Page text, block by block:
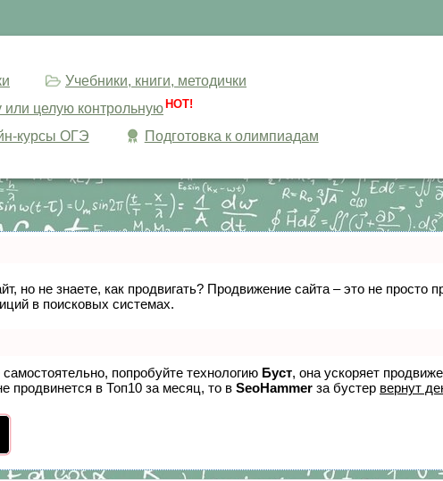
Учебники, книги, методички
или целую контрольную HOT!
курсы ОГЭ Подготовка к олимпиадам
но не знаете, как продвигать? Продвижение сайта – это не
в поисковых системах.
попробуйте технологию Буст, она ускоряет
продвинется в Топ10 за месяц, то в SeoHammer за бустер вернут